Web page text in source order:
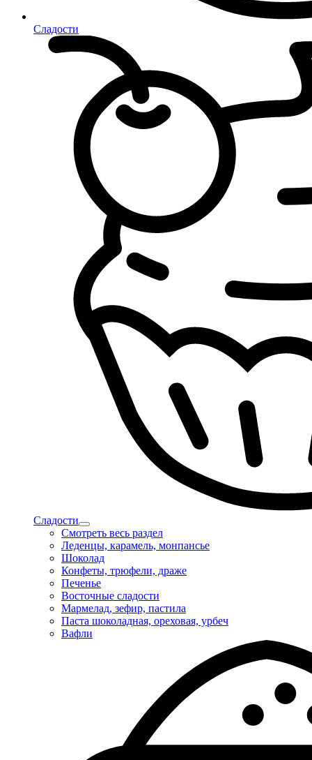
Сладости
Сладости
Смотреть весь раздел
Леденцы, карамель, монпансье
Шоколад
Конфеты, трюфели, драже
Печенье
Восточные сладости
Мармелад, зефир, пастила
Паста шоколадная, ореховая, урбеч
Вафли